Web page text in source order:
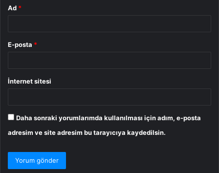
Ad *
E-posta *
İnternet sitesi
Daha sonraki yorumlarımda kullanılması için adım, e-posta
adresim ve site adresim bu tarayıcıya kaydedilsin.